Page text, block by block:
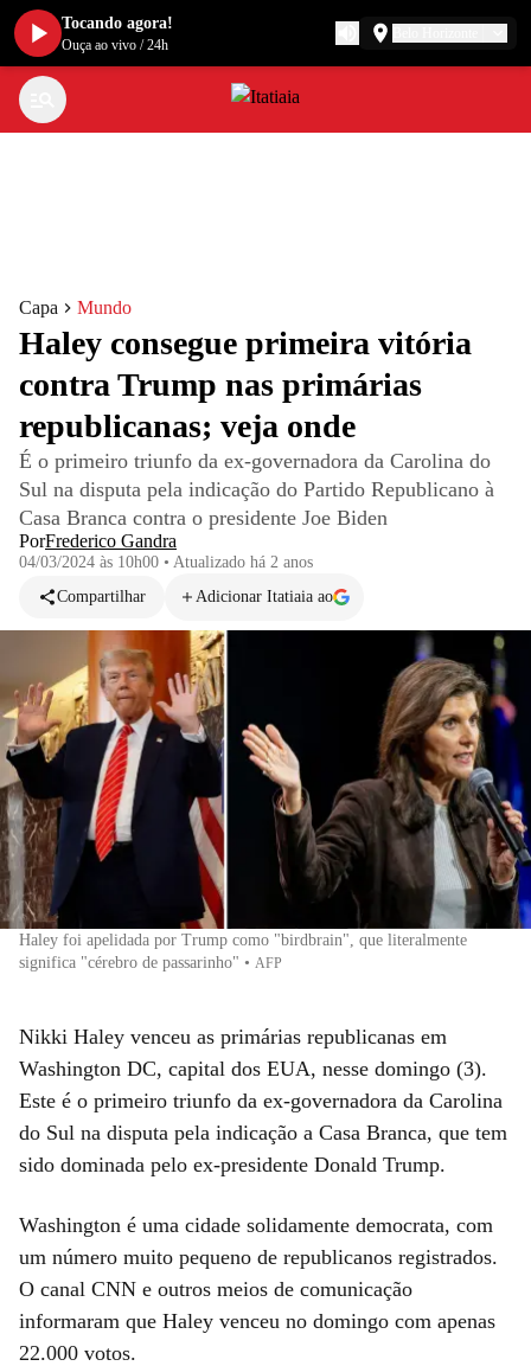
Capa Mundo
Haley consegue primeira vitória
contra Trump nas primárias
republicanas; veja onde
É o primeiro triunfo da ex-governadora da Carolina do
Sul na disputa pela indicação do Partido Republicano à
Casa Branca contra o presidente Joe Biden
PorFrederico Gandra
04/03/2024 às 10h00 • Atualizado há 2 anos
Compartilhar
Adicionar Itatiaia ao
Haley foi apelidada por Trump como "birdbrain", que literalmente
significa "cérebro de passarinho" • AFP
Nikki Haley venceu as primárias republicanas em
Washington DC, capital dos EUA, nesse domingo (3).
Este é o primeiro triunfo da ex-governadora da Carolina
do Sul na disputa pela indicação a Casa Branca, que tem
sido dominada pelo ex-presidente Donald Trump.
Washington é uma cidade solidamente democrata, com
um número muito pequeno de republicanos registrados.
O canal CNN e outros meios de comunicação
informaram que Haley venceu no domingo com apenas
22.000 votos.
Tocando agora!
Ouça ao vivo /24h